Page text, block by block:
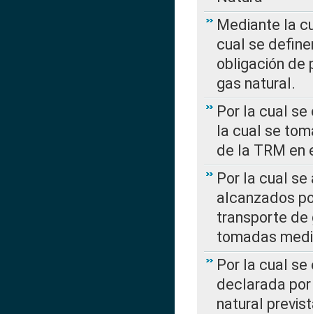
Mediante la
cual se
obligación de
gas natural.
Por la cual se
la cual se
de la TRM en
Por la cual
alcanzados
transporte de
tomadas
Por la cual
declarada
natural